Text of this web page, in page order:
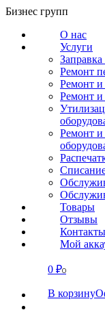
Перейти
содержанию
Бизнес групп
О нас
Услуги
Ремонт
Ремонт и
Ремонт
Ремонт
Товары
Отзывы
Контакты
Мой
0 ₽0
В корзину
СВЯЗАТЬСЯ
О нас